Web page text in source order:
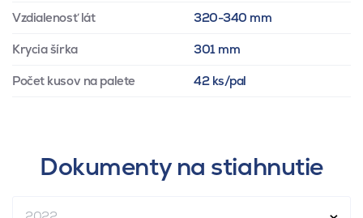
Vzdialenosť lát 320-340 mm
Krycia šírka 301 mm
Počet kusov na palete 42 ks/pal
Dokumenty na stiahnutie